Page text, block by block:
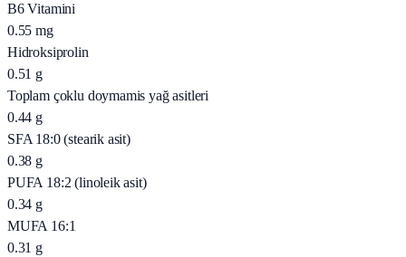
B6 Vitamini
0.55 mg
Hidroksiprolin
0.51 g
Toplam çoklu doymamis yağ asitleri
0.44 g
SFA 18:0 (stearik asit)
0.38 g
PUFA 18:2 (linoleik asit)
0.34 g
MUFA 16:1
0.31 g